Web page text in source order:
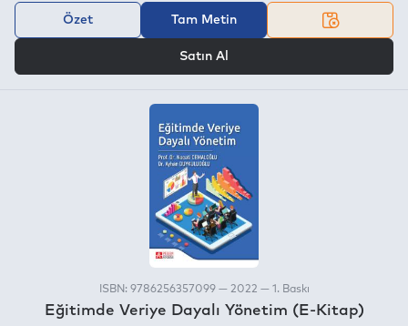
Özet Tam Metin
Satın Al
ISBN: 9786256357099 — 2022 — 1. Baskı
Eğitimde Veriye Dayalı Yönetim (E-Kitap)